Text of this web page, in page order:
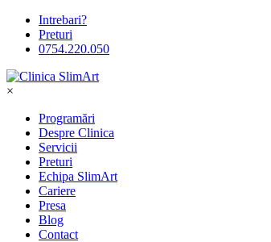
Intrebari?
Preturi
0754.220.050
×
Programări
Despre Clinica
Servicii
Preturi
Echipa SlimArt
Cariere
Presa
Blog
Contact